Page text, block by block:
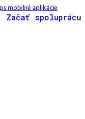
Začať spoluprácu